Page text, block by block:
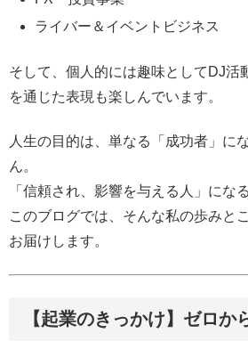
ライバー＆イベントビジネス
そして、個人的には趣味としてDJ活
を通じた表現も楽しんでいます。
人生の目的は、単なる「成功者」に
ん。
「信頼され、影響を与える人」にな
このブログでは、そんな私の歩みと
お届けします。
【起業のきっかけ】ゼロか